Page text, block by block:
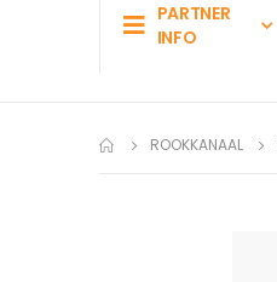
PARTNER
INFO
ROOKKANAAL